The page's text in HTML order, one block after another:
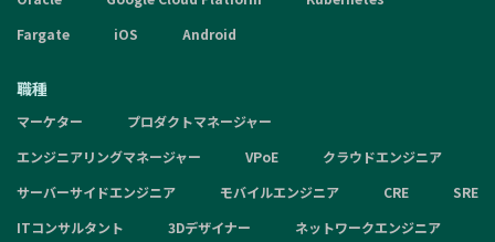
Fargate
iOS Android
職種
マーケター
プロダクトマネージャー
エンジニアリングマネージャー
VPoE
クラウドエンジニア
サーバーサイドエンジニア
モバイルエンジニア CRE
SRE
ITコンサルタント
3Dデザイナー ネットワークエンジニア